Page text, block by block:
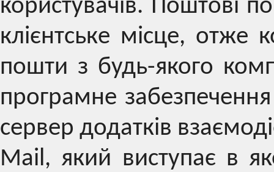
користувачів. Поштові
клієнтське місце, отже
пошти з будь-якого
програмне
сервер додатків
Mail, який виступає в